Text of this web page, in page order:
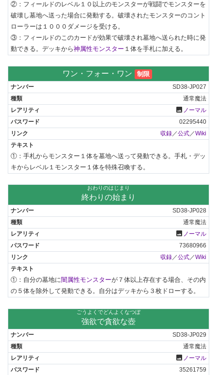
②：フィールドのレベル１０以上のモンスターが戦闘でモンスターを
破壊し墓地へ送った場合に発動する。破壊されたモンスターのコント
ローラーは１０００ダメージを受ける。
③：フィールドのこのカードが効果で破壊され墓地へ送られた時に発
動できる。デッキから神属性モンスター １体を手札に加える。
ワン・フォー・ワン 制限
SD38-JP027
通常魔法
photo ノーマル
02295440
収録／公式／Wiki
①：手札からモンスター１体を墓地へ送って発動できる。手札・デッ
キからレベル１モンスター１体を特殊召喚する。
おわりのはじまり
終わりの始まり
SD38-JP028
通常魔法
photo ノーマル
73680966
収録／公式／Wiki
①：自分の墓地に闇属性モンスターが７体以上存在する場合、その内
の５体を除外して発動できる。自分はデッキから３枚ドローする。
ごうよくでどんよくなつぼ
強欲で貪欲な壺
SD38-JP029
通常魔法
photo ノーマル
35261759